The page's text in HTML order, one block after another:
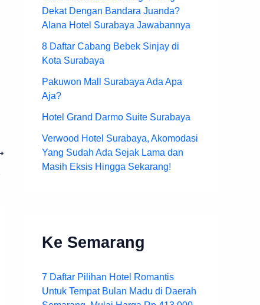
Dekat Dengan Bandara Juanda?
Alana Hotel Surabaya Jawabannya
8 Daftar Cabang Bebek Sinjay di
Kota Surabaya
Pakuwon Mall Surabaya Ada Apa
Aja?
Hotel Grand Darmo Suite Surabaya
Verwood Hotel Surabaya, Akomodasi
Yang Sudah Ada Sejak Lama dan
Masih Eksis Hingga Sekarang!
Ke Semarang
7 Daftar Pilihan Hotel Romantis
Untuk Tempat Bulan Madu di Daerah